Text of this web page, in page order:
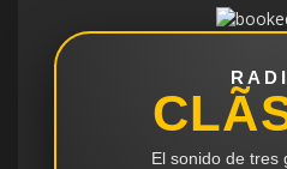
El sonido de tres